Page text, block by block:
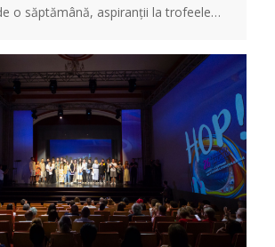
o săptămână, aspiranții la trofeele…